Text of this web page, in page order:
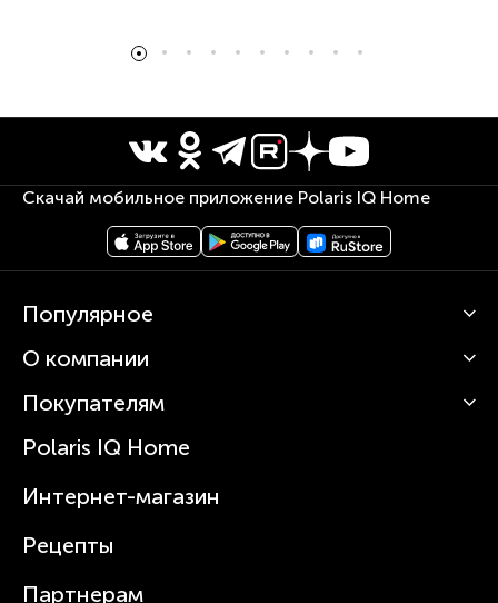
Скачай мобильное приложение Polaris IQ Home
Популярное
Кофемашины
Вертикальные пылесосы
Зубные щетки и ирригаторы
Увлажнители
Посуда
О компании
О Polaris
Статьи
Покупателям
Сервисные центры
Где купить
Polaris IQ Home
Интернет-магазин
Рецепты
Партнерам